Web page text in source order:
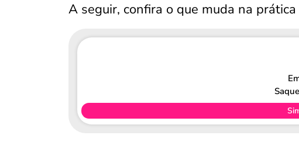
A seguir, confira o que muda na